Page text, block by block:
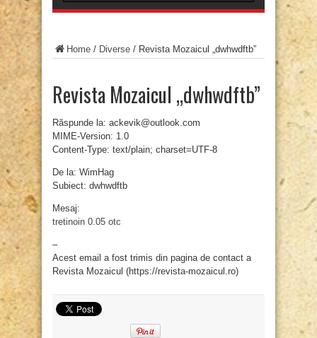
Home / Diverse / Revista Mozaicul „dwhwdftb”
Revista Mozaicul „dwhwdftb”
Răspunde la: ackevik@outlook.com
MIME-Version: 1.0
Content-Type: text/plain; charset=UTF-8
De la: WimHag
Subiect: dwhwdftb
Mesaj:
tretinoin 0.05 otc
–
Acest email a fost trimis din pagina de contact a
Revista Mozaicul (https://revista-mozaicul.ro)